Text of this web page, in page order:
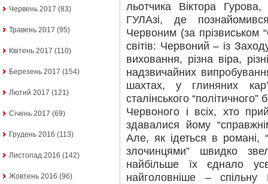
Червень 2017 (83)
Травень 2017 (95)
Квітень 2017 (110)
Березень 2017 (154)
Лютий 2017 (121)
Січень 2017 (69)
Грудень 2016 (113)
Листопад 2016 (142)
Жовтень 2016 (96)
льотчика Віктора
ГУЛАзі, де
Червоним (за прізвиськом
світів: Червоний – із
виховання, різна віра,
надзвичайних
шахтах, у глиняних
сталінського
Червоного і всіх, хто
здавалися йому
Але, як ідеться в романі,
злочинцями” швидко
найбільше їх єднало
найголовніше –